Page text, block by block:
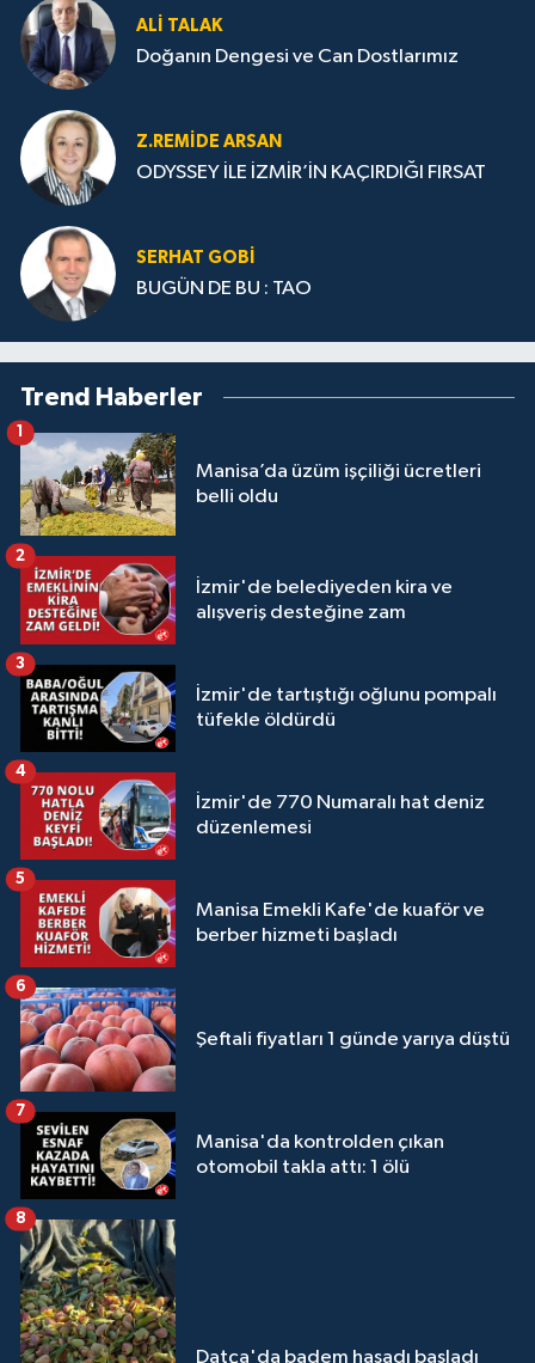
ALI TALAK
Doğanın Dengesi ve Can Dostlarımız
Z.REMIDE ARSAN
ODYSSEY İLE İZMİR’İN KAÇIRDIĞI FIRSAT
SERHAT GOBİ
BUGÜN DE BU : TAO
Trend Haberler
Manisa’da üzüm işçiliği ücretleri
belli oldu
1
İzmir'de belediyeden kira ve
alışveriş desteğine zam
2
İzmir'de tartıştığı oğlunu pompalı
tüfekle öldürdü
3
İzmir'de 770 Numaralı hat deniz
düzenlemesi
4
Manisa Emekli Kafe'de kuaför ve
berber hizmeti başladı
5
Şeftali fiyatları 1 günde yarıya düştü
6
Manisa'da kontrolden çıkan
otomobil takla attı: 1 ölü
7
Datça'da badem hasadı başladı
8